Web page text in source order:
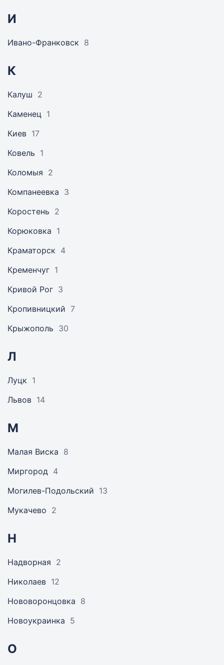
И
Ивано-Франковск 8
К
Калуш 2
Каменец 1
Киев 17
Ковель 1
Коломыя 2
Компанеевка 3
Коростень 2
Корюковка 1
Краматорск 4
Кременчуг 1
Кривой Рог 3
Кропивницкий 7
Крыжополь 30
Л
Луцк 1
Львов 14
М
Малая Виска 8
Миргород 4
Могилев-Подольский 13
Мукачево 2
Н
Надворная 2
Николаев 12
Нововоронцовка 8
Новоукраинка 5
О